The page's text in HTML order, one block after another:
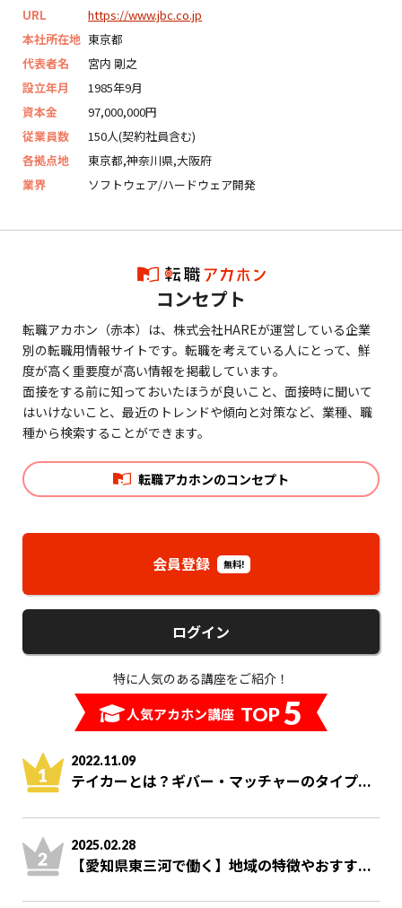
URL
https://www.jbc.co.jp
本社所在地 東京都
代表者名
宮内 剛之
設立年月
1985年9月
資本金
97,000,000円
従業員数
150人(契約社員含む)
各拠点地
東京都,神奈川県,大阪府
業界
ソフトウェア/ハードウェア開発
コンセプト
転職アカホン（赤本）は、株式会社HAREが運営している企業
別の転職用情報サイトです。転職を考えている人にとって、鮮
度が高く重要度が高い情報を掲載しています。
面接をする前に知っておいたほうが良いこと、面接時に聞いて
はいけないこと、最近のトレンドや傾向と対策など、業種、職
種から検索することができます。
転職アカホンのコンセプト
会員登録 無料!
ログイン
特に人気のある講座をご紹介！
人気アカホン講座 TOP5
2022.11.09
テイカーとは？ギバー・マッチャーのタイプ...
2025.02.28
【愛知県東三河で働く】地域の特徴やおすす...